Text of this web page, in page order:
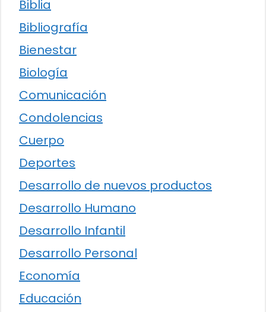
Biblia
Bibliografía
Bienestar
Biología
Comunicación
Condolencias
Cuerpo
Deportes
Desarrollo de nuevos productos
Desarrollo Humano
Desarrollo Infantil
Desarrollo Personal
Economía
Educación